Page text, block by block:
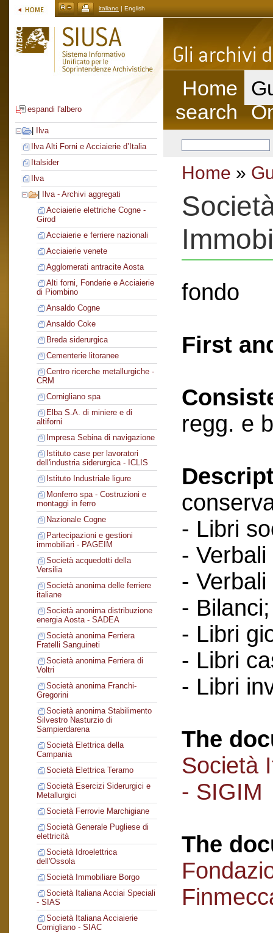
italiano | English
espandi l'albero
Ilva
Ilva Alti Forni e Acciaierie d’Italia
Italsider
Ilva
Ilva - Archivi aggregati
Acciaierie elettriche Cogne -
Girod
Acciaierie e ferriere nazionali
Acciaierie venete
Agglomerati antracite Aosta
Alti forni, Fonderie e Acciaierie
di Piombino
Ansaldo Cogne
Ansaldo Coke
Breda siderurgica
Cementerie litoranee
Centro ricerche metallurgiche -
CRM
Cornigliano spa
Elba S.A. di miniere e di
altiforni
Impresa Sebina di navigazione
Istituto case per lavoratori
dell'industria siderurgica - ICLIS
Istituto Industriale ligure
Monferro spa - Costruzioni e
montaggi in ferro
Nazionale Cogne
Partecipazioni e gestioni
immobiliari - PAGEIM
Società acquedotti della
Versilia
Società anonima delle ferriere
italiane
Società anonima distribuzione
energia Aosta - SADEA
Società anonima Ferriera
Fratelli Sanguineti
Società anonima Ferriera di
Voltri
Società anonima Franchi-
Gregorini
Società anonima Stabilimento
Silvestro Nasturzio di
Sampierdarena
Società Elettrica della
Campania
Società Elettrica Teramo
Società Esercizi Siderurgici e
Metallurgici
Società Ferrovie Marchigiane
Società Generale Pugliese di
elettricità
Società Idroelettrica
dell'Ossola
Società Immobiliare Borgo
Società Italiana Acciai Speciali
- SIAS
Società Italiana Acciaierie
Cornigliano - SIAC
Home
search
Home »
fondo
First
regg. e
- Libri
-
-
- Bilanci;
- Libri
- Libri
- Libri
The
Società
- SIGIM
The